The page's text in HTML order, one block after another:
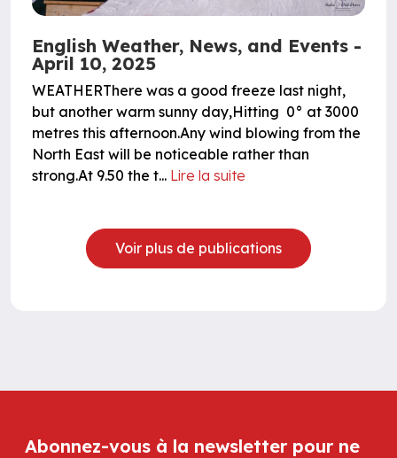
English Weather, News, and Events -
April 10, 2025
WEATHERThere was a good freeze last night,
but another warm sunny day,Hitting 0° at 3000
metres this afternoon.Any wind blowing from the
North East will be noticeable rather than
strong.At 9.50 the t... Lire la suite
Voir plus de publications
Abonnez-vous à la newsletter pour ne